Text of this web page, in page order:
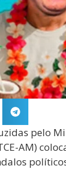
pelo
AM)